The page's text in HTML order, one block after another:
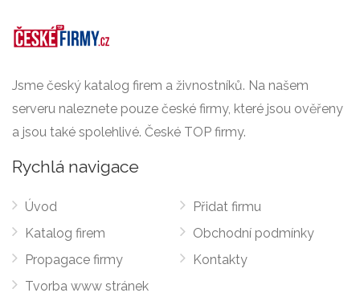
Jsme český katalog firem a živnostníků. Na našem
serveru naleznete pouze české firmy, které jsou ověřeny
a jsou také spolehlivé. České TOP firmy.
Rychlá navigace
Úvod
Katalog firem
Propagace firmy
Tvorba www stránek
Přidat firmu
Obchodní podmínky
Kontakty